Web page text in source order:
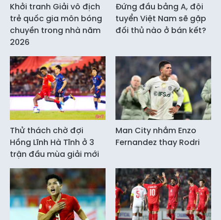
Khởi tranh Giải vô địch
trẻ quốc gia môn bóng
chuyền trong nhà năm
2026
Đứng đầu bảng A, đội
tuyển Việt Nam sẽ gặp
đối thủ nào ở bán kết?
Thử thách chờ đợi
Hồng Lĩnh Hà Tĩnh ở 3
trận đầu mùa giải mới
Man City nhắm Enzo
Fernandez thay Rodri